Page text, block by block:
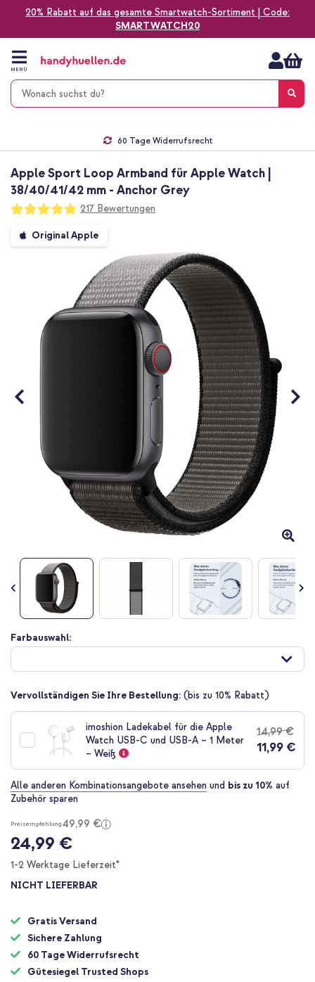
20% Rabatt auf das gesamte Smartwatch-Sortiment | Code:
SMARTWATCH20
Zum
Inhalt
springen
MENÜ
60 Tage Widerrufsrecht
Apple Sport Loop Armband für Apple Watch |
38/40/41/42 mm - Anchor Grey
Bewertung:
97
100
217 Bewertungen
Zum
Ende
Original Apple
Zum
Anfang
Bildgalerie
springen
Farbauswahl:
Vervollständigen Sie Ihre Bestellung: (bis zu 10% Rabatt)
imoshion Ladekabel für die Apple
Watch USB-C und USB-A – 1 Meter
– Weiß
14,99 €
11,99 €
Alle anderen Kombinationsangebote ansehen und bis zu 10% auf
Zubehör sparen
Preisempfehlung49,99 €
24,99 €
1-2 Werktage Lieferzeit*
NICHT LIEFERBAR
Gratis Versand
Sichere Zahlung
60 Tage Widerrufsrecht
Gütesiegel Trusted Shops